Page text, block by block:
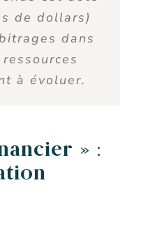
de dollars)
dans
à évoluer.
» :